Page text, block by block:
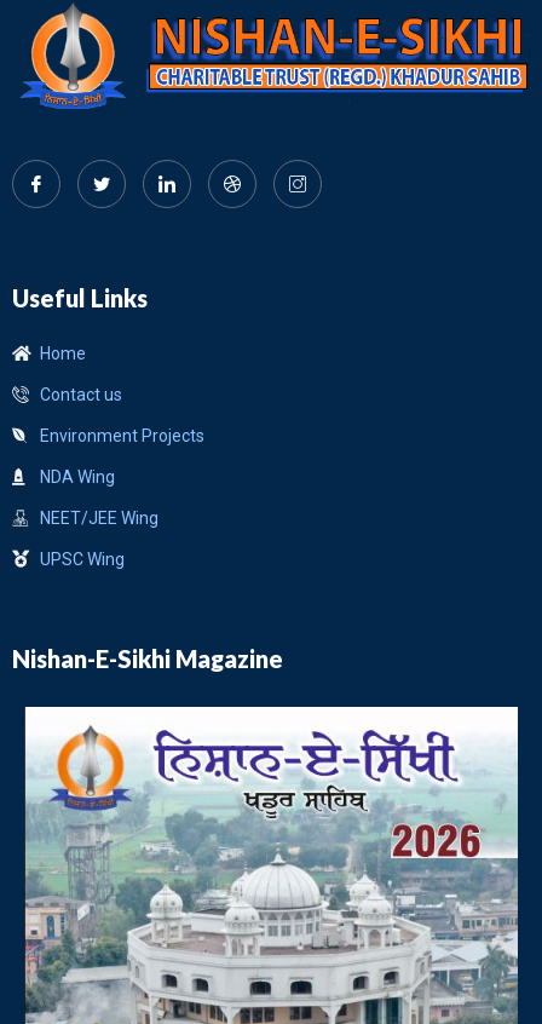
Useful Links
Home
Contact us
Environment Projects
NDA Wing
NEET/JEE Wing
UPSC Wing
Nishan-E-Sikhi Magazine